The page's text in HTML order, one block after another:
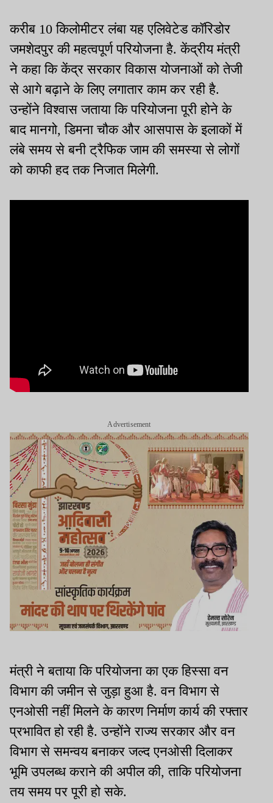
करीब 10 किलोमीटर लंबा यह एलिवेटेड कॉरिडोर
जमशेदपुर की महत्वपूर्ण परियोजना है. केंद्रीय मंत्री
ने कहा कि केंद्र सरकार विकास योजनाओं को तेजी
से आगे बढ़ाने के लिए लगातार काम कर रही है.
उन्होंने विश्वास जताया कि परियोजना पूरी होने के
बाद मानगो, डिमना चौक और आसपास के इलाकों में
लंबे समय से बनी ट्रैफिक जाम की समस्या से लोगों
को काफी हद तक निजात मिलेगी.
Advertisement
मंत्री ने बताया कि परियोजना का एक हिस्सा वन
विभाग की जमीन से जुड़ा हुआ है. वन विभाग से
एनओसी नहीं मिलने के कारण निर्माण कार्य की रफ्तार
प्रभावित हो रही है. उन्होंने राज्य सरकार और वन
विभाग से समन्वय बनाकर जल्द एनओसी दिलाकर
भूमि उपलब्ध कराने की अपील की, ताकि परियोजना
तय समय पर पूरी हो सके.